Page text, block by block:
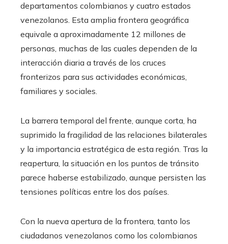
departamentos colombianos y cuatro estados
venezolanos. Esta amplia frontera geográfica
equivale a aproximadamente 12 millones de
personas, muchas de las cuales dependen de la
interacción diaria a través de los cruces
fronterizos para sus actividades económicas,
familiares y sociales.
La barrera temporal del frente, aunque corta, ha
suprimido la fragilidad de las relaciones bilaterales
y la importancia estratégica de esta región. Tras la
reapertura, la situación en los puntos de tránsito
parece haberse estabilizado, aunque persisten las
tensiones políticas entre los dos países.
Con la nueva apertura de la frontera, tanto los
ciudadanos venezolanos como los colombianos